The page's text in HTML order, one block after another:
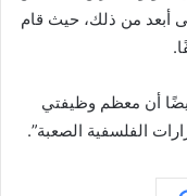
ذهب إلى أبعد من ذلك، حيث قام
أن معظم وظيفتي
الفلسفية الصعبة”.